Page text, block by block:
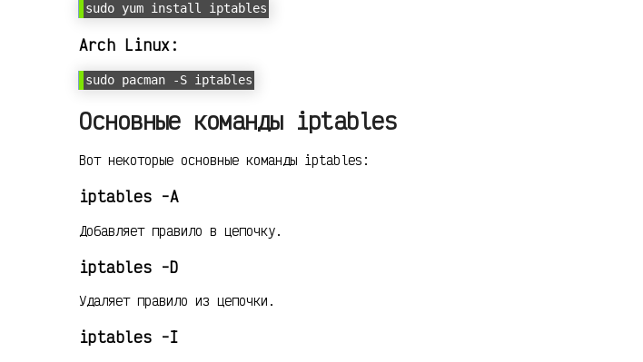
sudo yum install iptables
Arch Linux:
sudo pacman -S iptables
Основные команды iptables
Вот некоторые основные команды iptables:
iptables -A
Добавляет правило в цепочку.
iptables -D
Удаляет правило из цепочки.
iptables -I